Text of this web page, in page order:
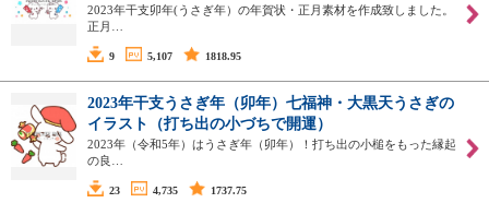
2023年干支卯年(うさぎ年）の年賀状・正月素材を作成致しました。
正月…
9 5,107 1818.95
2023年干支うさぎ年（卯年）七福神・大黒天うさぎの
イラスト（打ち出の小づちで開運）
2023年（令和5年）はうさぎ年（卯年）！打ち出の小槌をもった縁起
の良…
23 4,735 1737.75